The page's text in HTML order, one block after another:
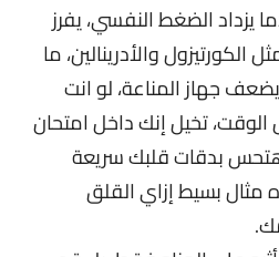
يزداد الضغط النفسي، يفرز
والأدرينالين، ما
جهاز المناعة،لو انت
تخيل إنك داخل امتحان
بدقات قلبك سريعة
مثال بسيط إزاي القلق